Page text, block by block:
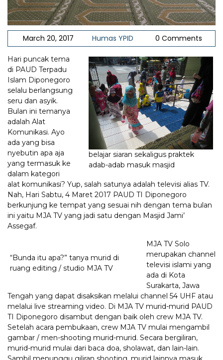
March 20, 2017 Humas YPID 0 Comments
belajar siaran sekaligus praktek
adab-adab masuk masjid
Hari puncak tema
di PAUD Terpadu
Islam Diponegoro
selalu berlangsung
seru dan asyik.
Bulan ini temanya
adalah Alat
Komunikasi. Ayo
ada yang bisa
nyebutin apa aja
yang termasuk ke
dalam kategori
alat komunikasi? Yup, salah satunya adalah televisi alias TV.
Nah, Hari Sabtu, 4 Maret 2017 PAUD TI Diponegoro
berkunjung ke tempat yang sesuai nih dengan tema bulan
ini yaitu MJA TV yang jadi satu dengan Masjid Jami’
Assegaf.
“Bunda itu apa?” tanya murid di
ruang editing / studio MJA TV
MJA TV Solo
merupakan channel
televisi islami yang
ada di Kota
Surakarta, Jawa
Tengah yang dapat disaksikan melalui channel 54 UHF atau
melalui live streaming video. Di MJA TV murid-murid PAUD
TI Diponegoro disambut dengan baik oleh crew MJA TV.
Setelah acara pembukaan, crew MJA TV mulai mengambil
gambar / men-shooting murid-murid. Secara bergiliran,
murid-murid mulai dari baca doa, sholawat, dan lain-lain.